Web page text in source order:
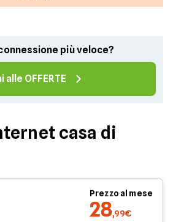
più veloce?
alle OFFERTE
casa di
Prezzo al mese
28,99€